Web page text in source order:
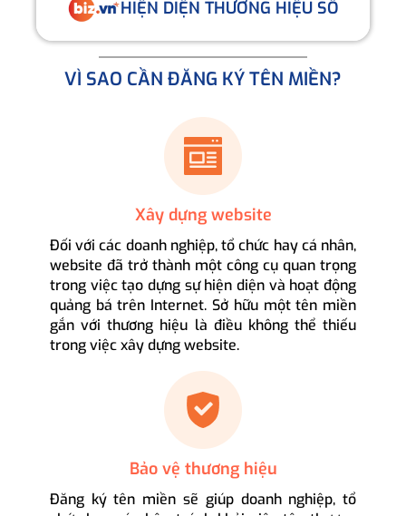
HIỆN DIỆN THƯƠNG HIỆU SỐ
VÌ SAO CẦN ĐĂNG KÝ TÊN MIỀN?
Xây dựng website
Đối với các doanh nghiệp, tổ chức hay cá nhân,
website đã trở thành một công cụ quan trọng
trong việc tạo dựng sự hiện diện và hoạt động
quảng bá trên Internet. Sở hữu một tên miền
gắn với thương hiệu là điều không thể thiếu
trong việc xây dựng website.
Bảo vệ thương hiệu
Đăng ký tên miền sẽ giúp doanh nghiệp, tổ